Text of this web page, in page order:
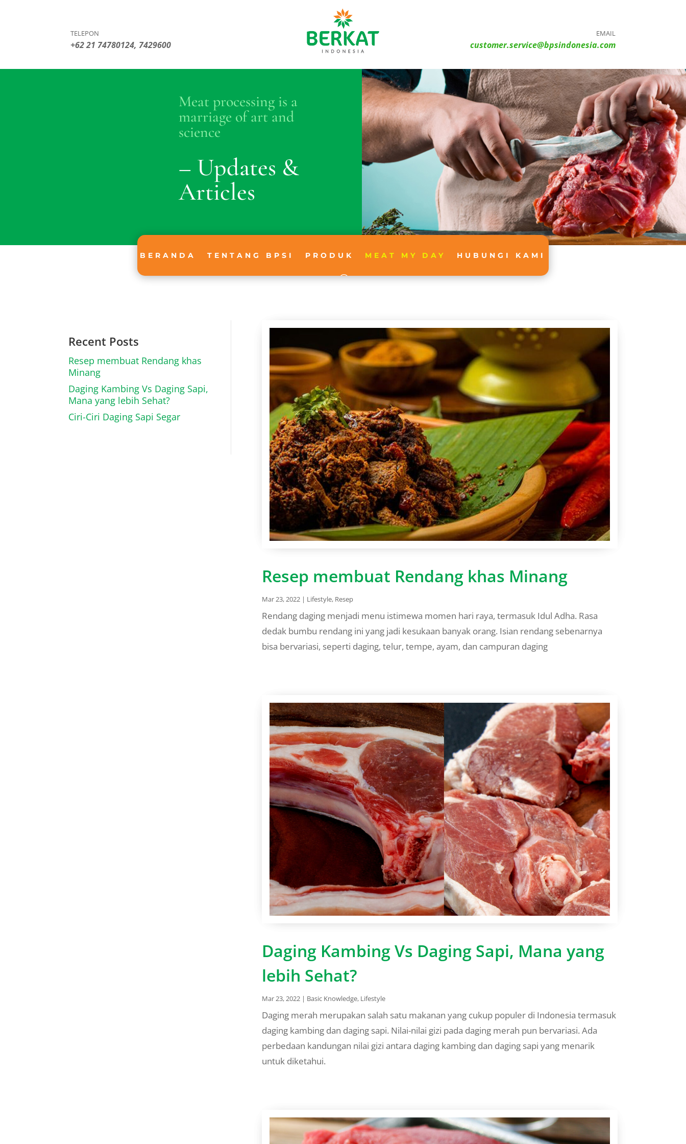
TELEPON
+62 21 74780124, 7429600
EMAIL
customer.service@bpsindonesia.com
Meat processing is a
marriage of art and
science
– Updates &
Articles
BERANDA TENTANG BPSI PRODUK MEAT MY DAY HUBUNGI KAMI
Recent Posts
Resep membuat Rendang khas
Minang
Daging Kambing Vs Daging Sapi,
Mana yang lebih Sehat?
Ciri-Ciri Daging Sapi Segar
Resep membuat Rendang khas Minang
Mar 23, 2022| Lifestyle, Resep
Rendang daging menjadi menu istimewa momen hari raya, termasuk Idul Adha. Rasa
dedak bumbu rendang ini yang jadi kesukaan banyak orang. Isian rendang sebenarnya
bisa bervariasi, seperti daging, telur, tempe, ayam, dan campuran daging
Daging Kambing Vs Daging Sapi, Mana yang
lebih Sehat?
Mar 23, 2022| Basic Knowledge, Lifestyle
Daging merah merupakan salah satu makanan yang cukup populer di Indonesia termasuk
daging kambing dan daging sapi. Nilai-nilai gizi pada daging merah pun bervariasi. Ada
perbedaan kandungan nilai gizi antara daging kambing dan daging sapi yang menarik
untuk diketahui.